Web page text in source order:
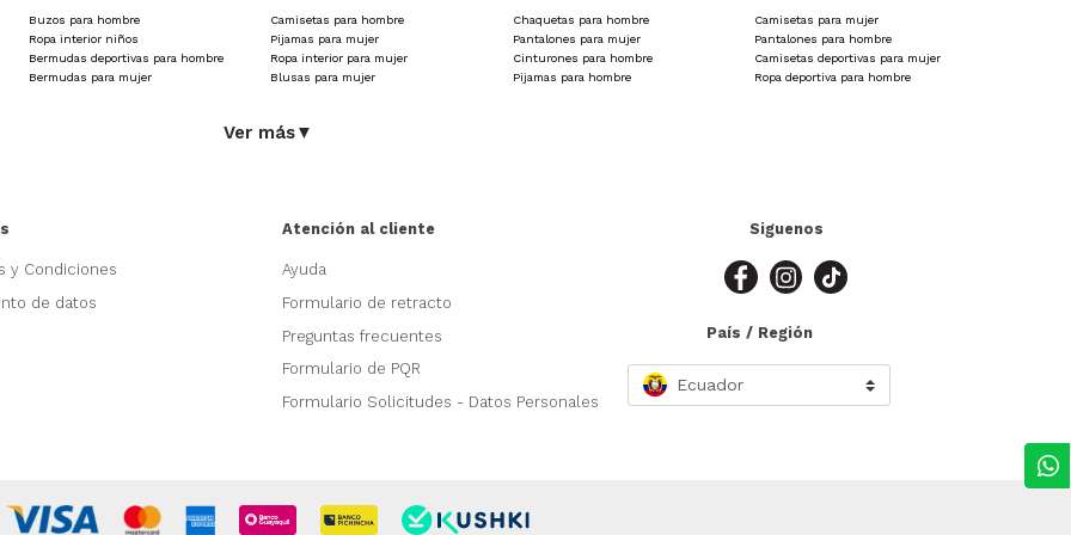
revisarla antes de tu compra para asegurarte de que tu camiseta deportiva se ajuste perfectamente.
deportivos, jeans básicos o incluso con una chaqueta deportiva para mujer de nuestra tienda.
Buzos para hombre Camisetas para hombre Chaquetas para hombre
Camisetas para mujer
Ropa interior niños Pijamas para mujer Pantalones para mujer
Pantalones para hombre
Bermudas deportivas para hombre Ropa interior para mujer Cinturones para hombre
Camisetas deportivas para mujer
Bermudas para mujer Blusas para mujer Pijamas para hombre Ropa deportiva para hombre
Ver más▼
y Condiciones
de datos
Atención al cliente
Ayuda
Formulario de retracto
Preguntas frecuentes
Formulario de PQR
Formulario Solicitudes - Datos Personales
Siguenos
País / Región
Ecuador